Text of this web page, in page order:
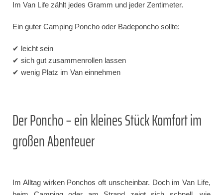
Im Van Life zählt jedes Gramm und jeder Zentimeter.
Ein guter Camping Poncho oder Badeponcho sollte:
✔ leicht sein
✔ sich gut zusammenrollen lassen
✔ wenig Platz im Van einnehmen
Der Poncho – ein kleines Stück Komfort im
großen Abenteuer
Im Alltag wirken Ponchos oft unscheinbar. Doch im Van Life,